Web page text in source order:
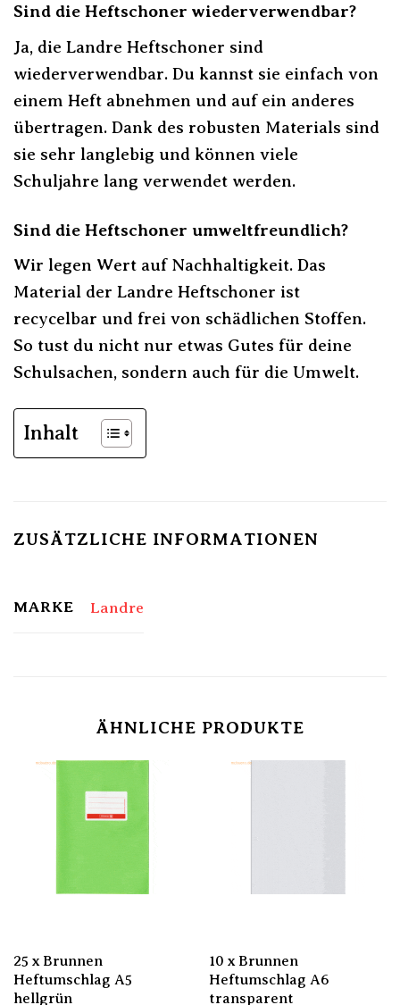
Sind die Heftschoner wiederverwendbar?
Ja, die Landre Heftschoner sind
wiederverwendbar. Du kannst sie einfach von
einem Heft abnehmen und auf ein anderes
übertragen. Dank des robusten Materials sind
sie sehr langlebig und können viele
Schuljahre lang verwendet werden.
Sind die Heftschoner umweltfreundlich?
Wir legen Wert auf Nachhaltigkeit. Das
Material der Landre Heftschoner ist
recycelbar und frei von schädlichen Stoffen.
So tust du nicht nur etwas Gutes für deine
Schulsachen, sondern auch für die Umwelt.
Inhalt
ZUSÄTZLICHE INFORMATIONEN
MARKE Landre
ÄHNLICHE PRODUKTE
25 x Brunnen
Heftumschlag A5
hellgrün
10 x Brunnen
Heftumschlag A6
transparent